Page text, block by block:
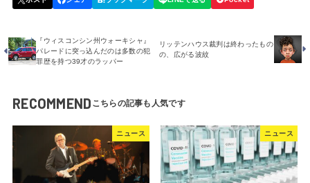
『ウィスコンシン州ウォーキシャ』
パレードに突っ込んだのは多数の犯
罪歴を持つ39才のラッパー
リッテンハウス裁判は終わったもの
の、広がる波紋
RECOMMEND
ニュース ニュース